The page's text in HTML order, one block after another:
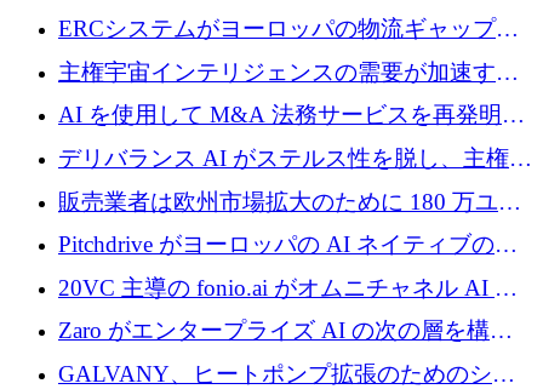
Aavuus が、スペースデブリ追跡に取り組むプ
レシード資金を獲得
ERCシステムがヨーロッパの物流ギャップを
埋めるために設計された重量物運搬用eVTOL
であるVictorを発表
主権宇宙インテリジェンスの需要が加速する
中、ICEYEは評価額100億ユーロ以上で4億
AI を使用して M&A 法務サービスを再発明す
るために 110 万ユーロを適切に確保
デリバランス AI がステルス性を脱し、主権の
あるエンタープライズ AI を強化
販売業者は欧州市場拡大のために 180 万ユー
ロを確保
Pitchdrive がヨーロッパの AI ネイティブの創
業者を支援するために 6,000 万ユーロを調達
20VC 主導の fonio.ai がオムニチャネル AI プ
ラットフォームのために 1,700 万ドルを調達
Zaro がエンタープライズ AI の次の層を構築
するために 510 万ドルを獲得
GALVANY、ヒートポンプ拡張のためのシー